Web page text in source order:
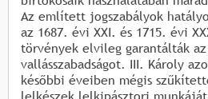
Az említett jogszabályok
az 1687. évi XXI. és 1715. évi
törvények elvileg garantálták
vallásszabadságot. III. Károly
későbbi éveiben mégis